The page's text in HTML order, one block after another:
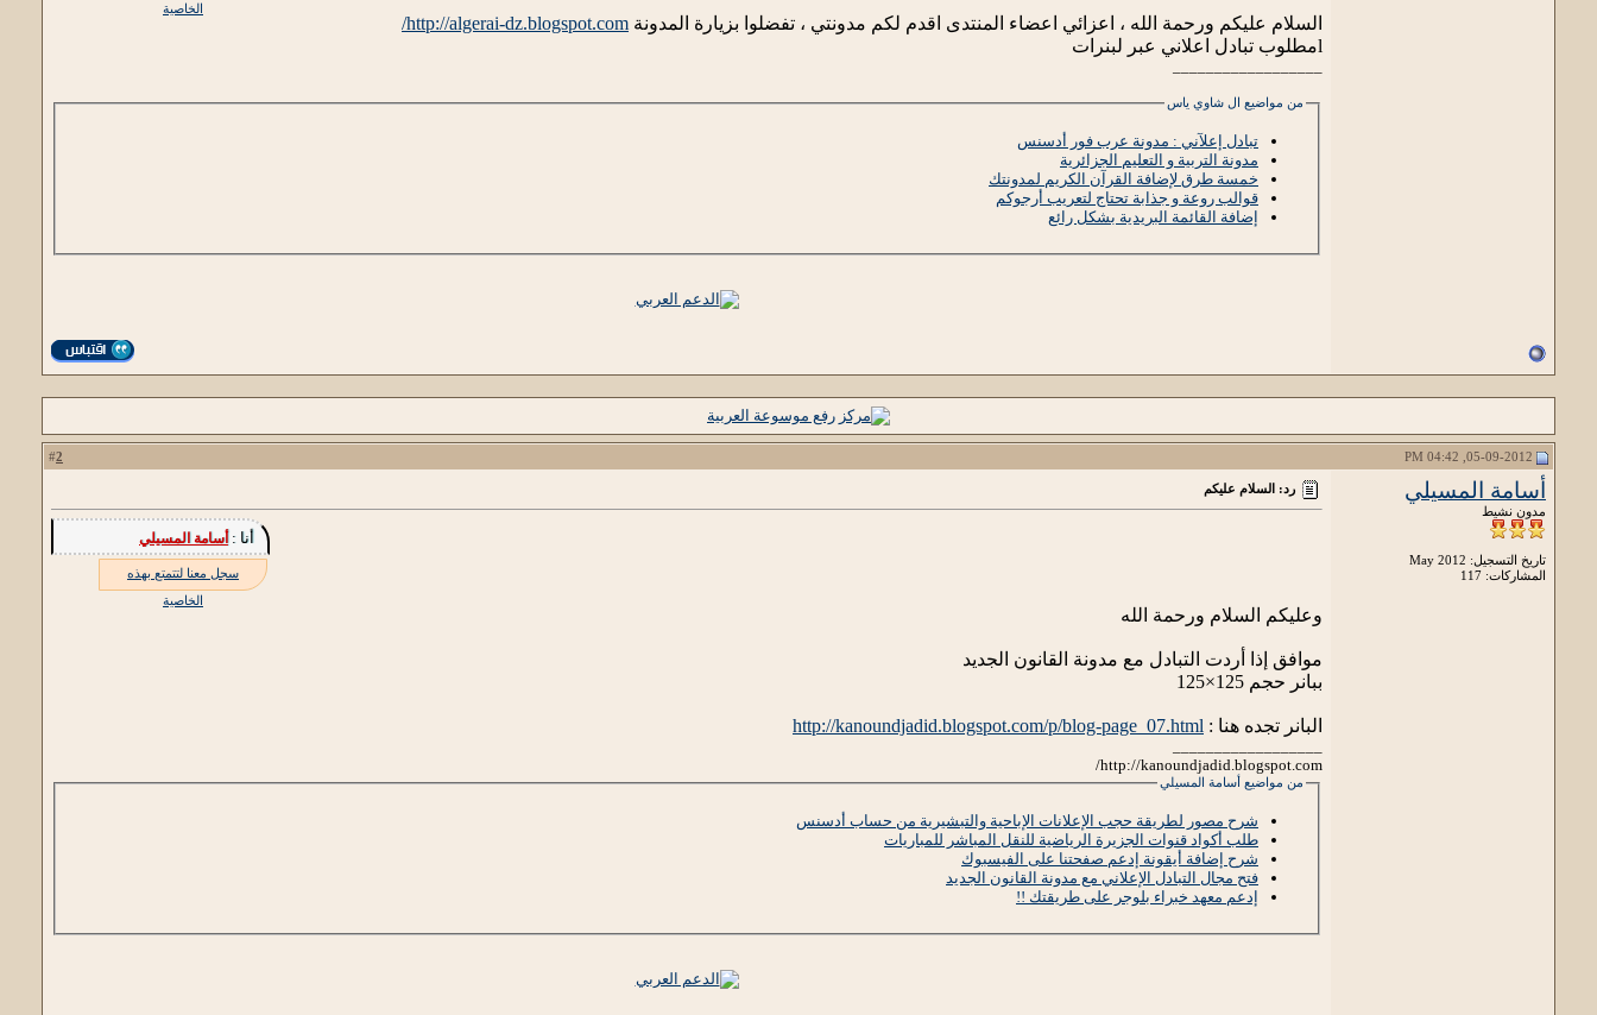
الخاصية
السلام عليكم ورحمة الله ، اعزائي اعضاء المنتدى اقدم لكم مدونتي ، تفضلوا بزيارة المدونة http://algerai-dz.blogspot.com/
lمطلوب تبادل اعلاني عبر لبنرات
من مواضيع ال شاوي ياس
تبادل إعلآني : مدونة عرب فور أدسنس
مدونة التربية و التعليم الجزائرية
خمسة طرق لإضافة القرآن الكريم لمدونتك
قوالب روعة و جذابة تحتاج لتعريب أرجوكم
إضافة القائمة البريدية بشكل رائع
2
أسامة المسيلي
مدون نشيط
تاريخ التسجيل: May 2012
المشاركات: 117
رد: السلام عليكم
أنا :أسامة المسيلي
سجل معنا لتتمتع بهذه
الخاصية
وعليكم السلام ورحمة الله
موافق إذا أردت التبادل مع مدونة القانون الجديد
ببانر حجم 125×125
البانر تجده هنا : http://kanoundjadid.blogspot.com/p/blog-page_07.html
http://kanoundjadid.blogspot.com/
من مواضيع أسامة المسيلي
شرح مصور لطريقة حجب الإعلانات الإباحية والتبشيرية من حساب أدسنس
طلب أكواد قنوات الجزيرة الرياضية للنقل المباشر للمباريات
شرح إضافة أيقونة إدعم صفحتنا على الفيسبوك
فتح مجال التبادل الإعلاني مع مدونة القانون الجديد
إدعم معهد خبراء بلوجر على طريقتك !!